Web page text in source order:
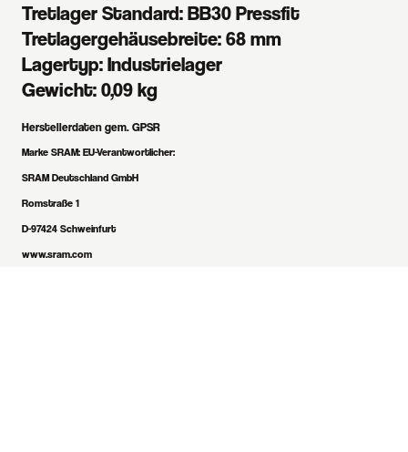
Tretlager Standard:BB30 Pressfit
Tretlagergehäusebreite:68 mm
Lagertyp:Industrielager
Gewicht:0,09 kg
Herstellerdaten gem. GPSR
Marke SRAM: EU-Verantwortlicher:
SRAM Deutschland GmbH
Romstraße 1
D-97424 Schweinfurt
www.sram.com